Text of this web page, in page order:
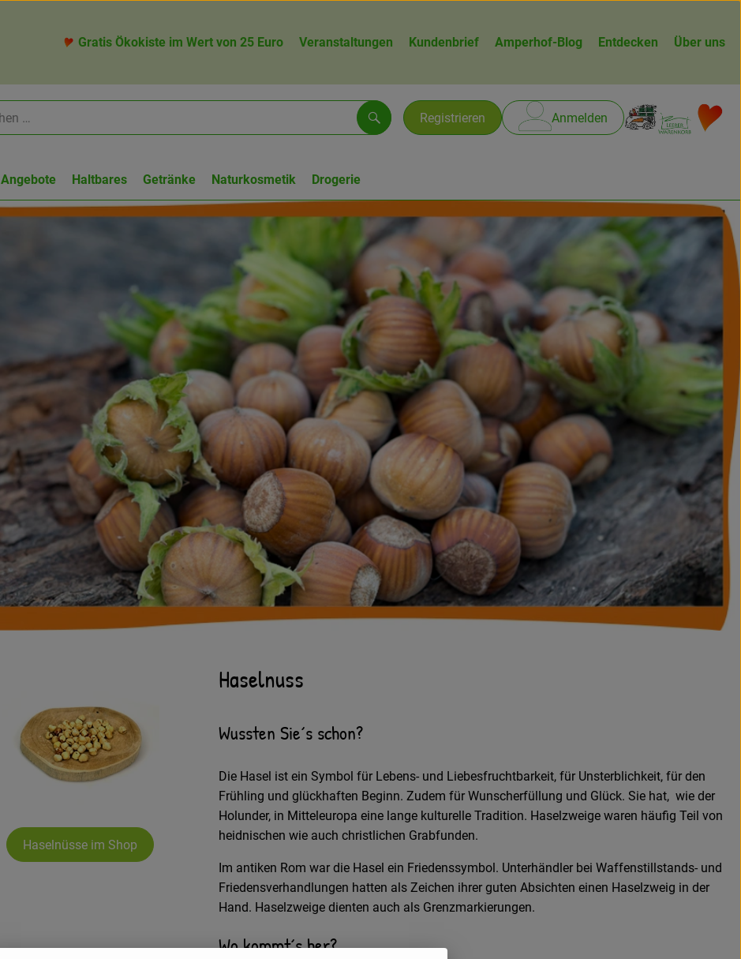
Gratis Ökokiste im Wert von 25 Euro Veranstaltungen Kundenbrief Amperhof-Blog Entdecken Über uns
Registrieren Anmelden
Suchen
Angebote Haltbares Getränke Naturkosmetik Drogerie
Haselnüsse im Shop
Haselnuss
Wussten Sie´s schon?
Die Hasel ist ein Symbol für Lebens- und Liebesfruchtbarkeit, für Unsterblichkeit, für den
Frühling und glückhaften Beginn. Zudem für Wunscherfüllung und Glück. Sie hat, wie der
Holunder, in Mitteleuropa eine lange kulturelle Tradition. Haselzweige waren häufig Teil von
heidnischen wie auch christlichen Grabfunden.
Im antiken Rom war die Hasel ein Friedenssymbol. Unterhändler bei Waffenstillstands- und
Friedensverhandlungen hatten als Zeichen ihrer guten Absichten einen Haselzweig in der
Hand. Haselzweige dienten auch als Grenzmarkierungen.
Wo kommt´s her?